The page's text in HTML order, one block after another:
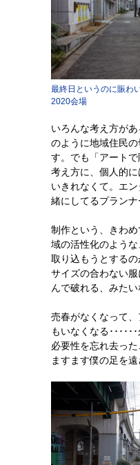
最終日というのに賑わ
2020会場
いろんな考え方が
のように地域住民
す。でも「アート
考え方に、個人的
いきれなくて。エ
緒にしてるプランナ
制作という、きわ
域の活性化のよう
取り込もうとするの
サイズの合わない
んで破れる、みたい
売春がなくなって
もいなくなる･････
必要性を忘れ去った
ますます僕の足を遠